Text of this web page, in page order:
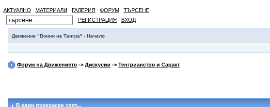
АКТУАЛНО МАТЕРИАЛИ ГАЛЕРИЯ ФОРУМ
ТЪРСЕНЕ
РЕГИСТРАЦИЯ
ВХОД
Движение "Воини на Тангра" - Начало
Форум на Движението-> Дискусии -> Тенгрианство и Саракт
В един прекрасен свят...